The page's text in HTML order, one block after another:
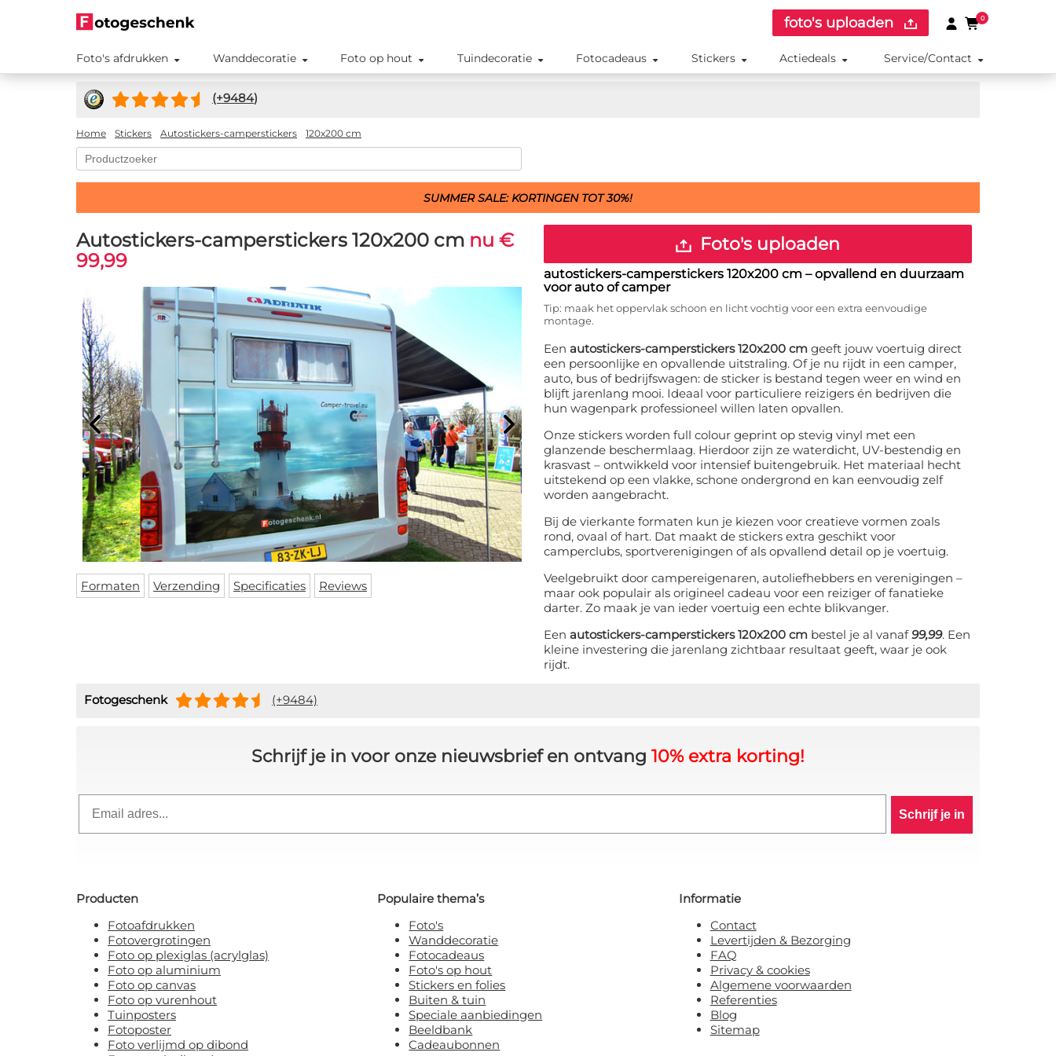
foto's uploaden 0
Foto's afdrukken Wanddecoratie Foto op hout Tuindecoratie Fotocadeaus Stickers Actiedeals Service/Contact
(+9484)
Home Stickers Autostickers-camperstickers 120x200 cm
SUMMER SALE: KORTINGEN TOT 30%!
Autostickers-camperstickers 120x200 cm nu €
99,99
Formaten Verzending Specificaties Reviews
Foto's uploaden
autostickers-camperstickers 120x200 cm – opvallend en duurzaam
voor auto of camper
Tip: maak het oppervlak schoon en licht vochtig voor een extra eenvoudige
montage.
Een autostickers-camperstickers 120x200 cm geeft jouw voertuig direct
een persoonlijke en opvallende uitstraling. Of je nu rijdt in een camper,
auto, bus of bedrijfswagen: de sticker is bestand tegen weer en wind en
blijft jarenlang mooi. Ideaal voor particuliere reizigers én bedrijven die
hun wagenpark professioneel willen laten opvallen.
Onze stickers worden full colour geprint op stevig vinyl met een
glanzende beschermlaag. Hierdoor zijn ze waterdicht, UV-bestendig en
krasvast – ontwikkeld voor intensief buitengebruik. Het materiaal hecht
uitstekend op een vlakke, schone ondergrond en kan eenvoudig zelf
worden aangebracht.
Bij de vierkante formaten kun je kiezen voor creatieve vormen zoals
rond, ovaal of hart. Dat maakt de stickers extra geschikt voor
camperclubs, sportverenigingen of als opvallend detail op je voertuig.
Veelgebruikt door campereigenaren, autoliefhebbers en verenigingen –
maar ook populair als origineel cadeau voor een reiziger of fanatieke
darter. Zo maak je van ieder voertuig een echte blikvanger.
Een autostickers-camperstickers 120x200 cm bestel je al vanaf99,99. Een
kleine investering die jarenlang zichtbaar resultaat geeft, waar je ook
rijdt.
Fotogeschenk (+9484)
Schrijf je in voor onze nieuwsbrief en ontvang 10% extra korting!
Schrijf je in
Producten
Fotoafdrukken
Fotovergrotingen
Foto op plexiglas (acrylglas)
Foto op aluminium
Foto op canvas
Foto op vurenhout
Tuinposters
Fotoposter
Foto verlijmd op dibond
Populaire thema’s
Foto's
Wanddecoratie
Fotocadeaus
Foto's op hout
Stickers en folies
Buiten & tuin
Speciale aanbiedingen
Beeldbank
Cadeaubonnen
Informatie
Contact
Levertijden & Bezorging
FAQ
Privacy & cookies
Algemene voorwaarden
Referenties
Blog
Sitemap
10% KORTING OP JE
BESTELLING? 👀
Schrijf je in voor de VIP-club en blijf